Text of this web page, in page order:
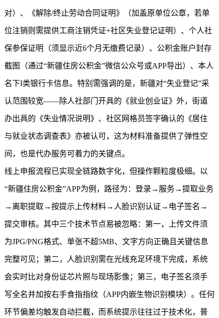
对）、《解除/终止劳动合同证明》（加盖原单位公章，若单
位注销则需提供工商注销凭证+社区失业登记证明）、个人社
保参保证明（须显示近6个月无缴费记录）、公积金账户封存
截图（通过“新疆住房公积金”微信公众号或APP导出）、本人
名下I类银行卡信息。特别需强调的是，新疆对“失业登记”采
认范围较宽——除人社部门开具的《就业创业证》外，街道
办出具的《失业情况说明》、社区网格员签字确认的《居住
与就业状态调查表》亦被认可，这为材料准备提供了弹性空
间，也是代办服务可着力的关键点。
线上申报流程已实现全链路数字化，但操作颗粒度极细。以
“新疆住房公积金”APP为例，路径为：登录→服务→提取业务
→离职提取→按提示上传材料→人脸识别认证→电子签名→
提交审核。其中三个技术节点易被忽略：第一，上传文件须
为JPG/PNG格式、单张不超5MB、文字方向正确且关键信息
完整可见；第二，人脸识别需在光线充足环境下完成，系统
会实时比对身份证芯片照与现场影像；第三，电子签名须手
写全名并加按右手食指指纹（APP内嵌生物识别模块）。任何
环节偏差均触发自动拦截，而系统提示往往过于技术化，普